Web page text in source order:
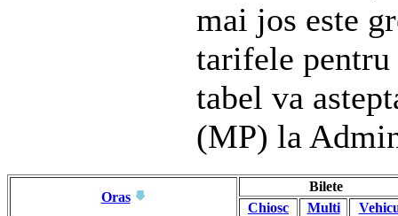
mai jos este
tarifele pentru
tabel va
(MP) la
Oras
Bilete
Chiosc
Multi